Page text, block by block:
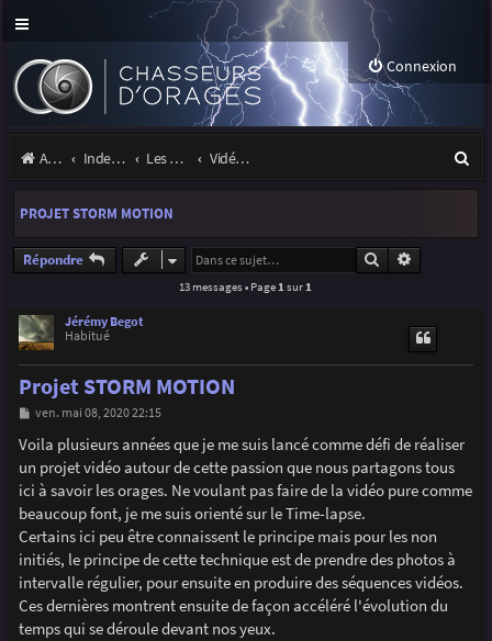
Connexion
Accueil Index du forum Les orages Vidéos d'orages
e
PROJET STORM MOTION
Répondre Rechercher
13 messages • Page 1 sur 1
Jérémy Begot
Habitué
Projet STORM MOTION
M
s
s
a
g
e
ven. mai 08, 2020 22:15
Voila plusieurs années que je me suis lancé comme défi de réaliser
un projet vidéo autour de cette passion que nous partagons tous
ici à savoir les orages. Ne voulant pas faire de la vidéo pure comme
beaucoup font, je me suis orienté sur le Time-lapse.
Certains ici peu être connaissent le principe mais pour les non
initiés, le principe de cette technique est de prendre des photos à
intervalle régulier, pour ensuite en produire des séquences vidéos.
Ces dernières montrent ensuite de façon accéléré l'évolution du
temps qui se déroule devant nos yeux.